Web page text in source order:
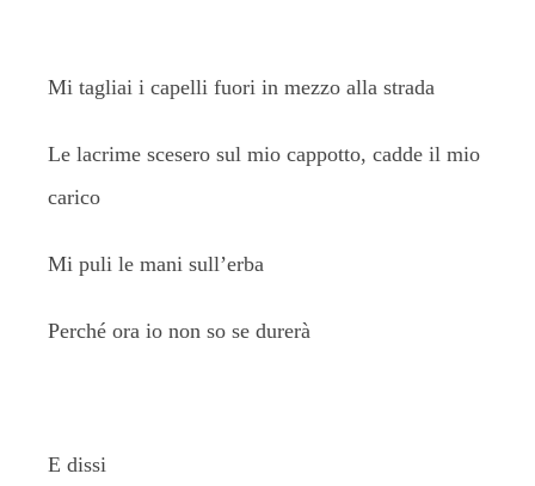
Mi tagliai i capelli fuori in mezzo alla strada
Le lacrime scesero sul mio cappotto, cadde il mio
carico
Mi puli le mani sull’erba
Perché ora io non so se durerà
E dissi